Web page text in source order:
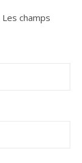
Les champs